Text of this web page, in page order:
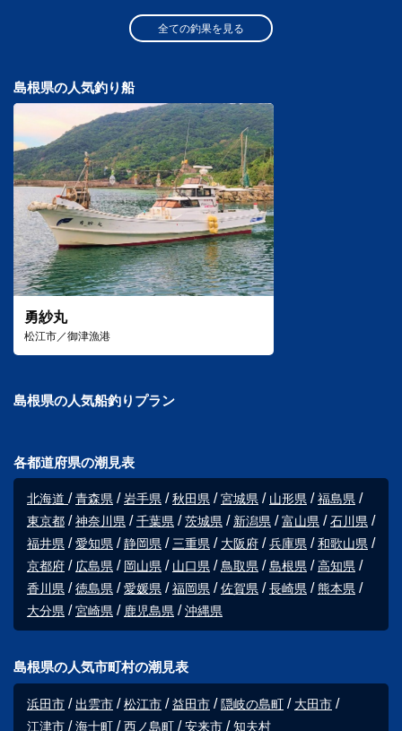
全ての釣果を見る
島根県の人気釣り船
勇紗丸
松江市／御津漁港
島根県の人気船釣りプラン
各都道府県の潮見表
北海道 青森県 岩手県 秋田県 宮城県 山形県
福島県
東京都
神奈川県 千葉県 茨城県 新潟県 富山県
石川県
福井県
愛知県 静岡県 三重県 大阪府 兵庫県
和歌山県
京都府
広島県 岡山県 山口県 鳥取県 島根県
高知県
香川県
徳島県 愛媛県 福岡県 佐賀県 長崎県
熊本県
大分県
宮崎県 鹿児島県 沖縄県
島根県の人気市町村の潮見表
浜田市 出雲市 松江市 益田市 隠岐の島町
大田市
江津市
海士町 西ノ島町 安来市 知夫村